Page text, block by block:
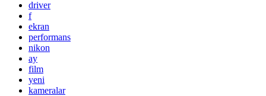
driver
f
ekran
performans
nikon
ay
film
yeni
kameralar